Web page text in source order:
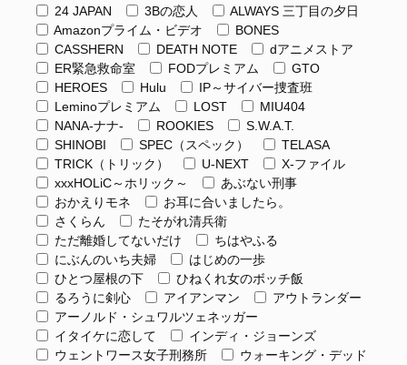
24 JAPAN
3Bの恋人
ALWAYS 三丁目の夕日
Amazonプライム・ビデオ
BONES
CASSHERN
DEATH NOTE
dアニメストア
ER緊急救命室
FODプレミアム
GTO
HEROES
Hulu
IP～サイバー捜査班
Leminoプレミアム
LOST
MIU404
NANA-ナナ-
ROOKIES
S.W.A.T.
SHINOBI
SPEC（スペック）
TELASA
TRICK（トリック）
U-NEXT
X-ファイル
xxxHOLiC～ホリック～
あぶない刑事
おかえりモネ
お耳に合いましたら。
さくらん
たそがれ清兵衛
ただ離婚してないだけ
ちはやふる
にぶんのいち夫婦
はじめの一歩
ひとつ屋根の下
ひねくれ女のボッチ飯
るろうに剣心
アイアンマン
アウトランダー
アーノルド・シュワルツェネッガー
イタイケに恋して
インディ・ジョーンズ
ウェントワース女子刑務所
ウォーキング・デッド